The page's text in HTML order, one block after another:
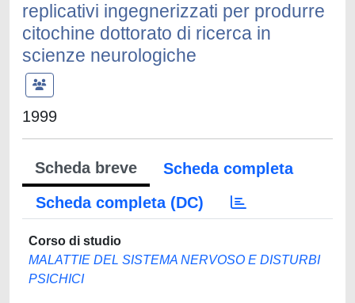
replicativi ingegnerizzati per produrre
citochine dottorato di ricerca in
scienze neurologiche
1999
Scheda breve
Scheda completa
Scheda completa (DC)
Corso di studio
MALATTIE DEL SISTEMA NERVOSO E DISTURBI
PSICHICI